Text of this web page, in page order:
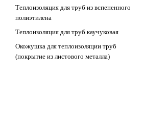
Теплоизоляция для труб из вспененного
полиэтилена
Теплоизоляция для труб каучуковая
Окожушка для теплоизоляции труб
(покрытие из листового металла)